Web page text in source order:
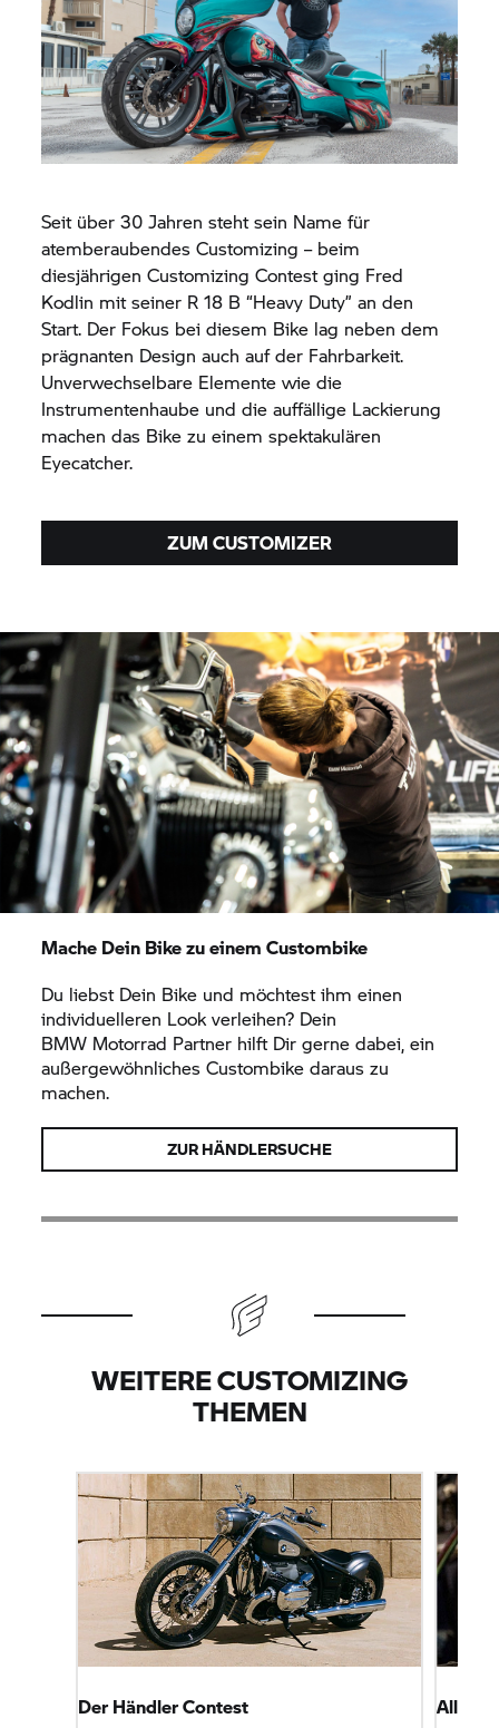
Seit über 30 Jahren steht sein Name für
atemberaubendes Customizing – beim
diesjährigen Customizing Contest ging Fred
Kodlin mit seiner R 18 B “Heavy Duty” an den
Start. Der Fokus bei diesem Bike lag neben dem
prägnanten Design auch auf der Fahrbarkeit.
Unverwechselbare Elemente wie die
Instrumentenhaube und die auffällige Lackierung
machen das Bike zu einem spektakulären
Eyecatcher.
ZUM CUSTOMIZER
Mache Dein Bike zu einem Custombike
Du liebst Dein Bike und möchtest ihm einen
individuelleren Look verleihen? Dein
BMW Motorrad Partner hilft Dir gerne dabei, ein
außergewöhnliches Custombike daraus zu
machen.
ZUR HÄNDLERSUCHE
WEITERE CUSTOMIZING
THEMEN
Der Händler Contest
Alles